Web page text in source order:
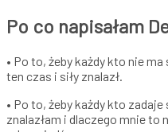
Po co napisałam
• Po to, żeby każdy kto nie
ten czas i siły znalazł.
• Po to, żeby każdy kto
znalazłam i dlaczego mnie to